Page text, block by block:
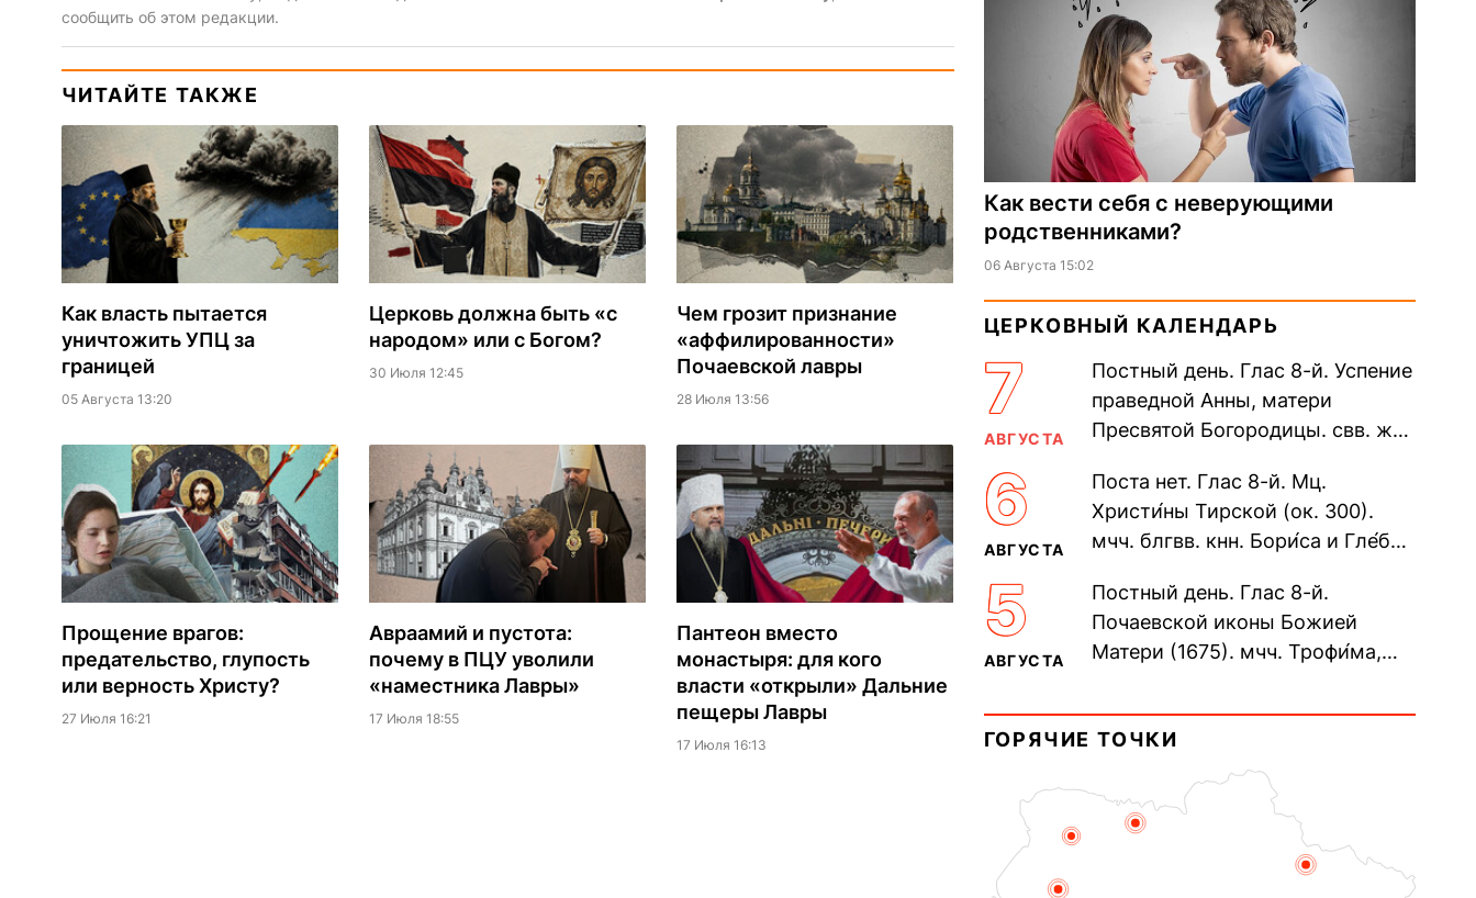
сообщить об этом редакции.
ЧИТАЙТЕ ТАКЖЕ
Как власть пытается
уничтожить УПЦ за
границей
05 Августа 13:20
Церковь должна быть «с
народом» или с Богом?
30 Июля 12:45
Чем грозит признание
«аффилированности»
Почаевской лавры
28 Июля 13:56
Прощение врагов:
предательство, глупость
или верность Христу?
27 Июля 16:21
Авраамий и пустота:
почему в ПЦУ уволили
«наместника Лавры»
17 Июля 18:55
Пантеон вместо
монастыря: для кого
власти «открыли» Дальние
пещеры Лавры
17 Июля 16:13
Как вести себя с неверующими
родственниками?
06 Августа 15:02
ЦЕРКОВНЫЙ КАЛЕНДАРЬ
7
АВГУСТА
Постный день. Глас 8-й. Успение
праведной Анны, матери
Пресвятой Богородицы. свв. жен
прп. Евпракси́и девы,...
6
АВГУСТА
Поста нет. Глас 8-й. Мц.
Христи́ны Тирской (ок. 300).
мчч. блгвв. кнн. Бори́са и Гле́ба,
Дави́да (1015). Прп....
5
АВГУСТА
Постный день. Глас 8-й.
Почаевской иконы Божией
Матери (1675). мчч. Трофи́ма,
мучеников (284–305). прав.
воина Фео́дора...
ГОРЯЧИЕ ТОЧКИ